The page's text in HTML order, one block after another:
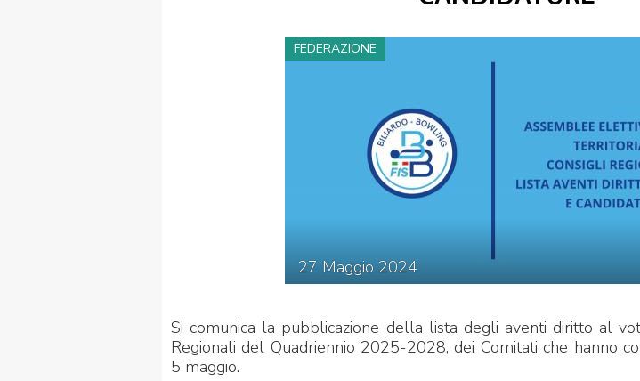
CENTRO STUDI E
TECNICA
Cookie Policy Cerca Mappa del Sito Feed rss
FEDERAZIONE
27 Maggio 2024
Si comunica la pubblicazione della lista degli aventi diritto al
Regionali del Quadriennio 2025-2028, dei Comitati che hanno
5 maggio.